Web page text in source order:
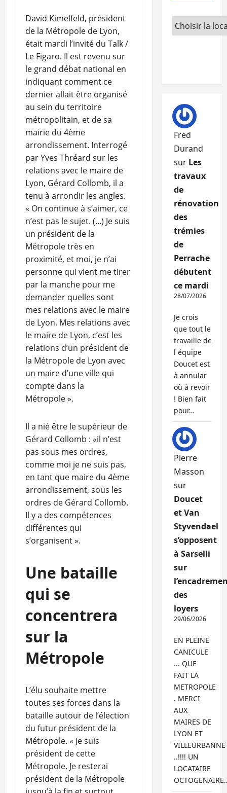
David Kimelfeld, président
de la Métropole de Lyon,
était mardi l’invité du Talk /
Le Figaro. Il est revenu sur
le grand débat national en
indiquant comment ce
dernier allait être organisé
au sein du territoire
métropolitain, et de sa
mairie du 4ème
arrondissement. Interrogé
par Yves Thréard sur les
relations avec le maire de
Lyon, Gérard Collomb, il a
tenu à arrondir les angles.
« On continue à s’aimer, ce
n’est pas le sujet. (...) Je suis
un président de la
Métropole très en
proximité, et moi, je n’ai
personne qui vient me tirer
par la manche pour me
demander quelles sont
mes relations avec le maire
de Lyon. Mes relations avec
le maire de Lyon, c’est les
relations d’un président de
la Métropole de Lyon avec
un maire d’une ville qui
compte dans la
Métropole ».
Il a nié être le supérieur de
Gérard Collomb : «il n’est
pas sous mes ordres,
comme moi je ne suis pas,
en tant que maire du 4ème
arrondissement, sous les
ordres de Gérard Collomb.
Il y a des compétences
différentes qui
s’organisent ».
Une bataille
qui se
concentrera
sur la
Métropole
L’élu souhaite mettre
toutes ses forces dans la
bataille autour de l’élection
du futur président de la
Métropole. « Je suis
président de cette
Métropole. Je resterai
président de la Métropole
Fred
Durand
sur Les
travaux
de
rénovation
des
trémies
de
Perrache
débutent
ce mardi
28/07/2026
Je crois
que tout le
travaille de
l équipe
Doucet est
à annular
où à revoir
! Bien fait
pour…
Pierre
Masson
sur
Doucet
et Van
Styvendael
s’opposent
à Sarselli
sur
des
loyers
29/06/2026
EN PLEINE
CANICULE
... QUE
FAIT LA
METROPOLE
. MERCI
AUX
MAIRES DE
LYON ET
VILLEURBANNE
..!!!! UN
LOCATAIRE